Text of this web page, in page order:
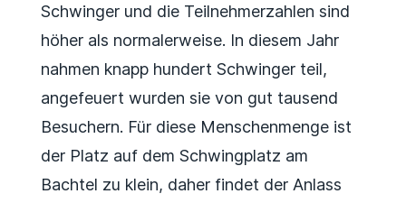
Schwinger und die Teilnehmerzahlen sind
höher als normalerweise. In diesem Jahr
nahmen knapp hundert Schwinger teil,
angefeuert wurden sie von gut tausend
Besuchern. Für diese Menschenmenge ist
der Platz auf dem Schwingplatz am
Bachtel zu klein, daher findet der Anlass